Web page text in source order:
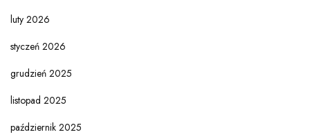
luty 2026
styczeń 2026
grudzień 2025
listopad 2025
październik 2025